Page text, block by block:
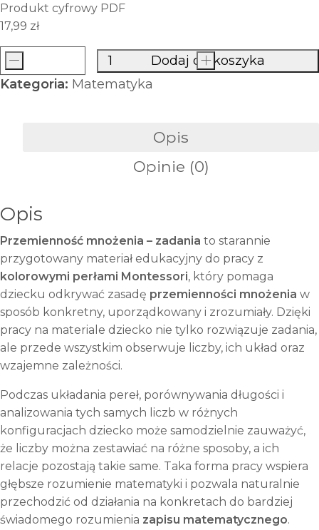
Produkt cyfrowy PDF
17,99 zł
ilość
Przemienność
Montessori
z
kolorowymi
perłami
- +
Dodaj do koszyka
Kategoria: Matematyka
Opis
Opinie (0)
Opis
Przemienność mnożenia – zadania to starannie
przygotowany materiał edukacyjny do pracy z
kolorowymi perłami Montessori, który pomaga
dziecku odkrywać zasadę przemienności mnożenia w
sposób konkretny, uporządkowany i zrozumiały. Dzięki
pracy na materiale dziecko nie tylko rozwiązuje zadania,
ale przede wszystkim obserwuje liczby, ich układ oraz
wzajemne zależności.
Podczas układania pereł, porównywania długości i
analizowania tych samych liczb w różnych
konfiguracjach dziecko może samodzielnie zauważyć,
że liczby można zestawiać na różne sposoby, a ich
relacje pozostają takie same. Taka forma pracy wspiera
głębsze rozumienie matematyki i pozwala naturalnie
przechodzić od działania na konkretach do bardziej
świadomego rozumienia zapisu matematycznego.